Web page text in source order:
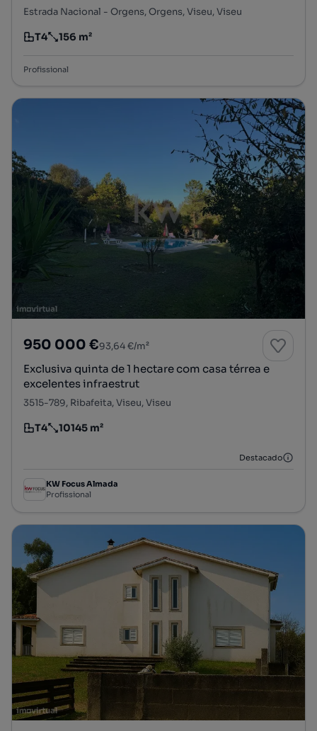
Estrada Nacional - Orgens, Orgens, Viseu, Viseu
Tipologia
T4
Preço por metro quadrado
156 m²
Profissional
950 000 €93,64 €/m²
Exclusiva quinta de 1 hectare com casa térrea e
excelentes infraestrut
3515-789, Ribafeita, Viseu, Viseu
Tipologia
T4
Preço por metro quadrado
10145 m²
Destacado
KW Focus Almada
Profissional